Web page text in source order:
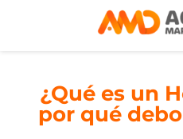
¿Qué es un
por qué